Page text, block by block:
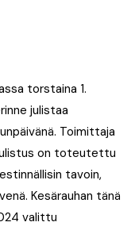
torstaina 1.
julistaa
Toimittaja
on toteutettu
tavoin,
Kesärauhan tänä
valittu